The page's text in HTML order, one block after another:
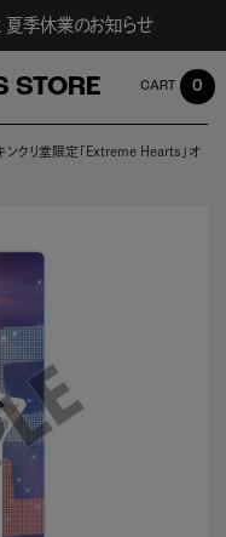
夏季休業のお知らせ
STORE 0
ンクリ堂限定「Extreme Hearts」オ